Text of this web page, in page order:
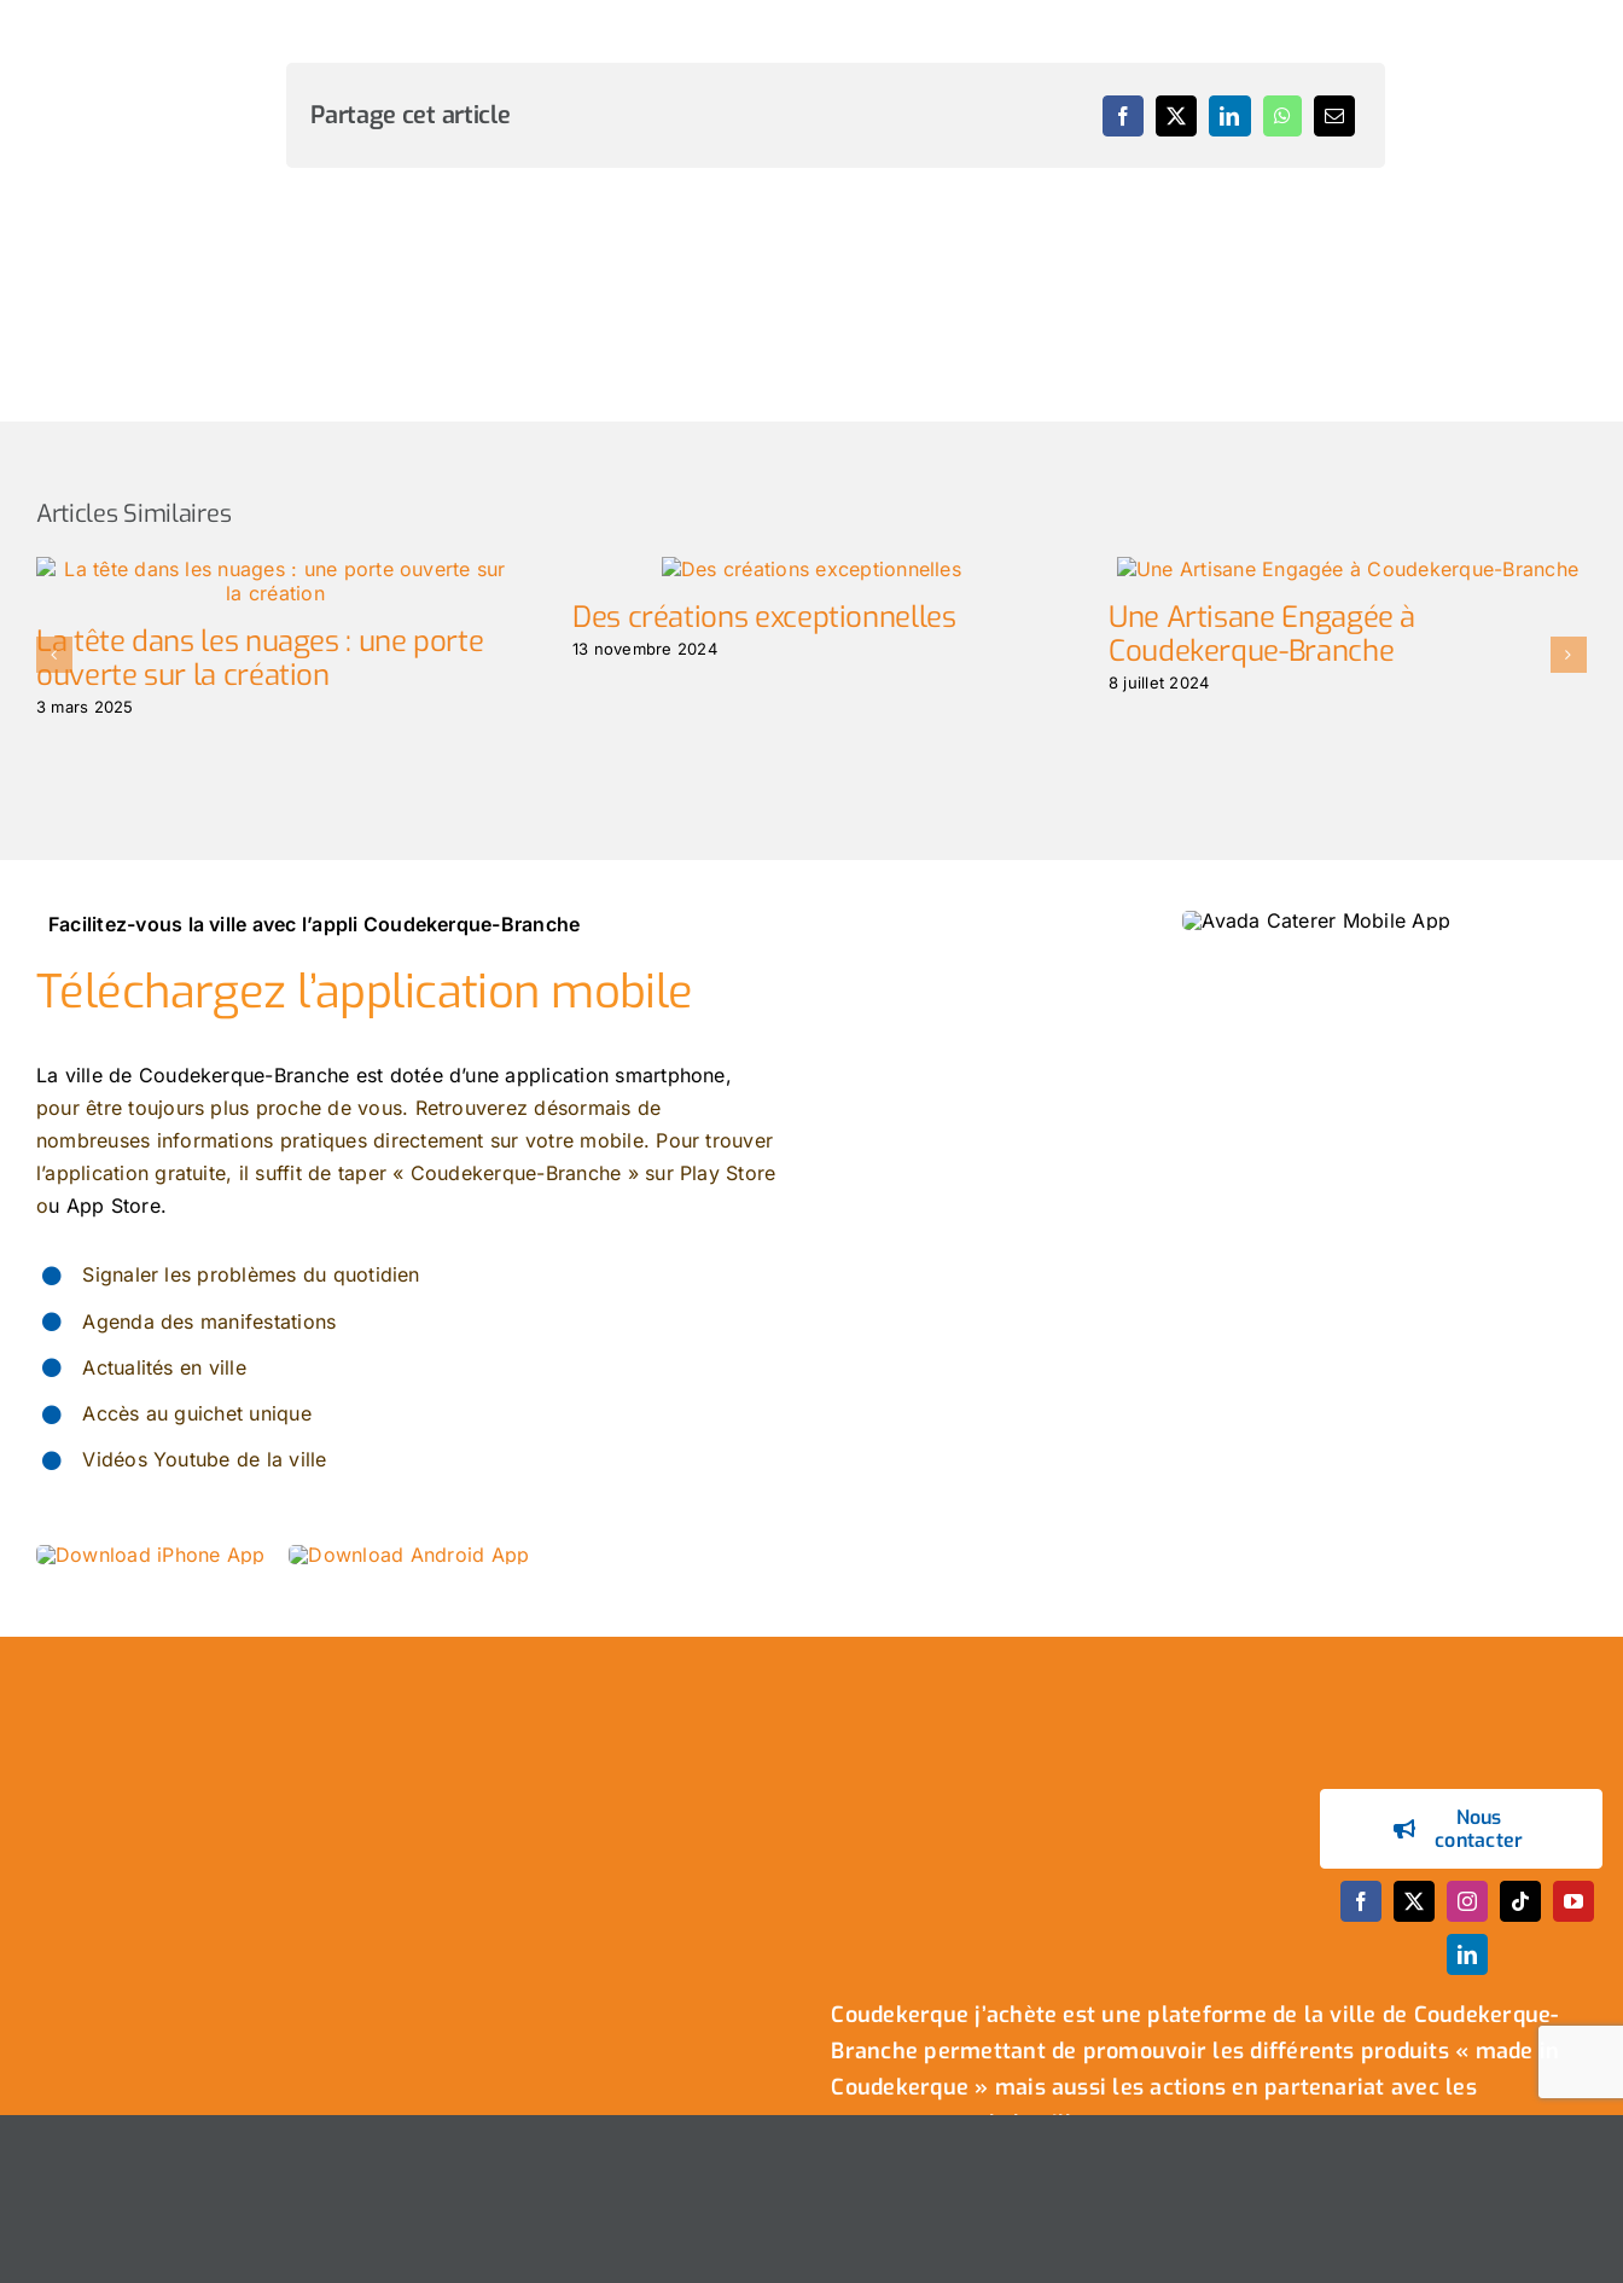
Partage cet article
Articles Similaires
La tête dans les nuages : une porte
ouverte sur la création
3 mars 2025
Des créations exceptionnelles
13 novembre 2024
Une Artisane Engagée à
Coudekerque-Branche
8 juillet 2024
Facilitez-vous la ville avec l’appli Coudekerque-Branche
Téléchargez l’application mobile
La ville de Coudekerque-Branche est dotée d’une application smartphone,
pour être toujours plus proche de vous. Retrouverez désormais de
nombreuses informations pratiques directement sur votre mobile. Pour trouver
l’application gratuite, il suffit de taper « Coudekerque-Branche »sur Play Store
ou App Store.
Signaler les problèmes du quotidien
Agenda des manifestations
Actualités en ville
Accès au guichet unique
Vidéos Youtube de la ville
Nous
contacter
Coudekerque j’achète est une plateforme de la ville de Coudekerque-
Branche permettant de promouvoir les différents produits « made in
Coudekerque » mais aussi les actions en partenariat avec les
commerçants de la ville.